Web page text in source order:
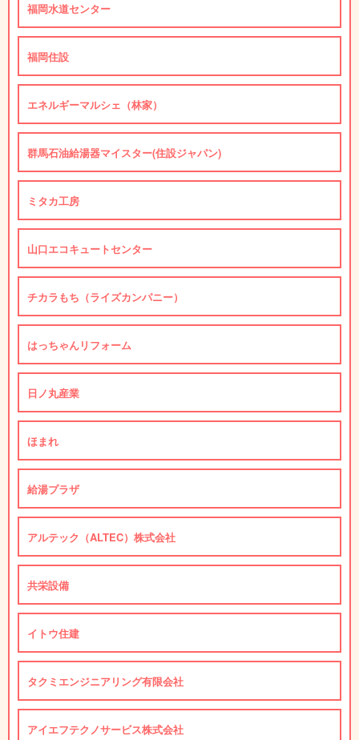
福岡水道センター
福岡住設
エネルギーマルシェ（林家）
群馬石油給湯器マイスター(住設ジャパン)
ミタカ工房
山口エコキュートセンター
チカラもち（ライズカンパニー）
はっちゃんリフォーム
日ノ丸産業
ほまれ
給湯プラザ
アルテック（ALTEC）株式会社
共栄設備
イトウ住建
タクミエンジニアリング有限会社
アイエフテクノサービス株式会社